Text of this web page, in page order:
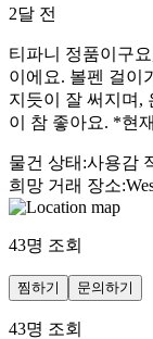
2달 전
티파니 정품이구
이에요. 볼펜 걸이
지듯이 잘 써지며,
이 참 좋아요. *현
물건 상태 :사용감
희망 거래 장소:
43명 조회
찜하기 문의하기
43명 조회